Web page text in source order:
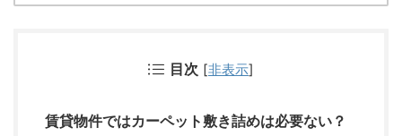
目次 [非表示]
賃貸物件ではカーペット敷き詰めは必要ない？